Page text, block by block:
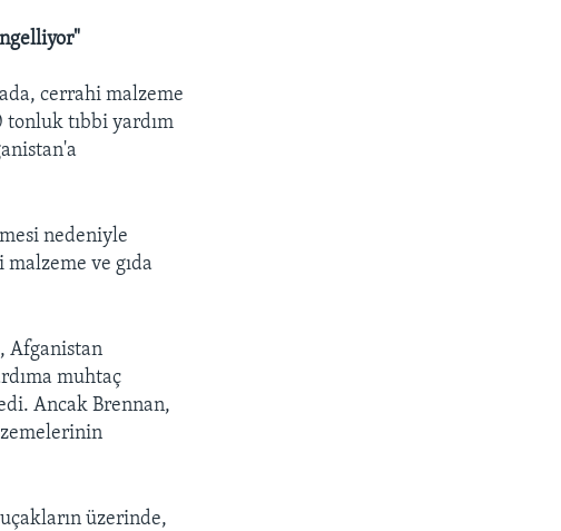
cerrahi malzeme
tıbbi yardım
nedeniyle
ve gıda
Afganistan
muhtaç
Ancak Brennan,
üzerinde,